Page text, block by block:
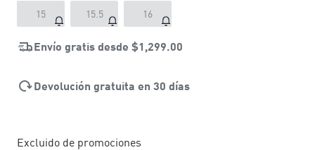
15 15.5 16
Envío gratis desde $1,299.00
Devolución gratuita en 30 días
Excluido de promociones